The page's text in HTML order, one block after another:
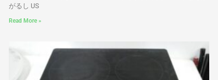
がるし US
Read More »